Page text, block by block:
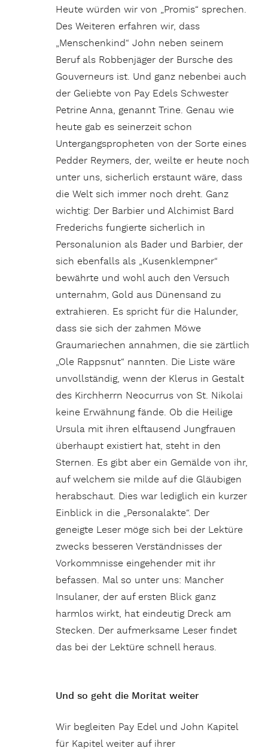
Heute würden wir von „Promis“ sprechen.
Des Weiteren erfahren wir, dass
„Menschenkind“ John neben seinem
Beruf als Robbenjäger der Bursche des
Gouverneurs ist. Und ganz nebenbei auch
der Geliebte von Pay Edels Schwester
Petrine Anna, genannt Trine. Genau wie
heute gab es seinerzeit schon
Untergangspropheten von der Sorte eines
Pedder Reymers, der, weilte er heute noch
unter uns, sicherlich erstaunt wäre, dass
die Welt sich immer noch dreht. Ganz
wichtig: Der Barbier und Alchimist Bard
Frederichs fungierte sicherlich in
Personalunion als Bader und Barbier, der
sich ebenfalls als „Kusenklempner“
bewährte und wohl auch den Versuch
unternahm, Gold aus Dünensand zu
extrahieren. Es spricht für die Halunder,
dass sie sich der zahmen Möwe
Graumariechen annahmen, die sie zärtlich
„Ole Rappsnut“ nannten. Die Liste wäre
unvollständig, wenn der Klerus in Gestalt
des Kirchherrn Neocurrus von St. Nikolai
keine Erwähnung fände. Ob die Heilige
Ursula mit ihren elftausend Jungfrauen
überhaupt existiert hat, steht in den
Sternen. Es gibt aber ein Gemälde von ihr,
auf welchem sie milde auf die Gläubigen
herabschaut. Dies war lediglich ein kurzer
Einblick in die „Personalakte“. Der
geneigte Leser möge sich bei der Lektüre
zwecks besseren Verständnisses der
Vorkommnisse eingehender mit ihr
befassen. Mal so unter uns: Mancher
Insulaner, der auf ersten Blick ganz
harmlos wirkt, hat eindeutig Dreck am
Stecken. Der aufmerksame Leser findet
das bei der Lektüre schnell heraus.
Und so geht die Moritat weiter
Wir begleiten Pay Edel und John Kapitel
für Kapitel weiter auf ihrer